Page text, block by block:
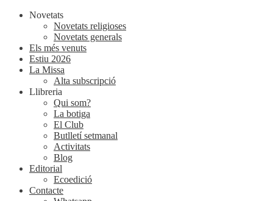
Novetats
Novetats religioses
Novetats generals
Els més venuts
Estiu 2026
La Missa
Alta subscripció
Llibreria
Qui som?
La botiga
El Club
Butlletí setmanal
Activitats
Blog
Editorial
Ecoedició
Contacte